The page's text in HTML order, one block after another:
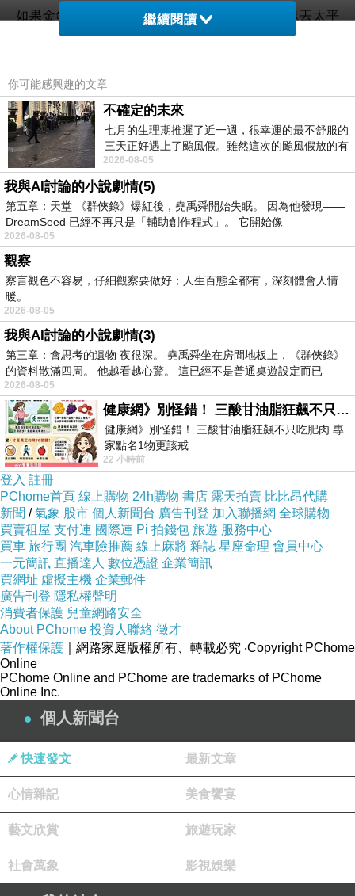
如果金銀珠寶多到需要拿來墊屁股，何不一塊塊丟太平
洋，享受傾聽金子掉進海裡的清脆聲。
我愣愣看著那叢蕨，感覺她的翠綠，好乾淨。
看我們興致高昂，大哥從口袋裡掏出兩個放大鏡，解說
時，大家睜眼閉眼，齜牙咧嘴地，湊在鏡頭前觀察葉脈、
孢子囊等構造，走進肉眼以外的微妙世界，驚呼連連。
學員裡面暗藏蕨類高手，一路用手杖指著，這株那株，考
驗大哥，只見大哥清瘦的身影飛奔，摸著蕨，翻過來轉過
去，扶著眼鏡端詳了幾秒，慢慢吐出名字，主考官拍案
「答對了！」。
大哥真不是蓋的，一路過關斬將。為了活絡氣氛，笑說
「我最近工作忙，這次來不及在活動前先上山探勘，把不
認識的植物統統拔光，如果答不出來請大家包涵啦！」
大伙全笑了，全是國家公園的志工群裡，大家當然瞭解這
樣的幽默，保護植物都來不及，誰捨得去拔株呢？
學海無涯啊！每次上山，都這麼地深深慨嘆。
記得十多年前第一次上山受訓時，大家指著邊坡上串串小
黃花，問當時的解說老師，吉村老師回頭，很乾脆：「一
枝黃花」。旁邊馬上有聲音說：「我也看得出是一枝黃
花。」老師停下腳步，轉過頭，看著我們，認真又詼諧地
說：「真 .的 . 叫『一枝黃花』啦！」
大家都笑了。
後來，路邊只要我們不認識的，通通都是「一朵白花」、
「一串紅花」、「路邊一枝草」…
這樣認識植物也沒什麼困難的啊！哇哈哈！
走著走著，突然看見大家一秒內全趴下，槍擊案嗎？快臥
倒！兩秒後抬起頭，只見每顆圓圓的頭都往同一個方向，
注視著邊坡上那片小小地衣，很安靜，像朝聖。
大哥說，小小一平方公分需要六十年的歲月！
人哪，啃完雞爪的食指輕輕往石頭上一抹，六十個年頭的
涵育就被濃濃滷味香給淹沒了，又要另外一個艱辛的六十
年，然後，好多好多的六十年，好多好多的一平方公分，
才讓石頭慢慢風化，好多好多的風化，才變成土壤。
拍拍屁股，揚起淡淡泥塵，原來這飄飛的黃土，是這樣來
的呀！六十年，人都老了，石頭卻還沒開始崩解呢！
繼續閱讀
你可能感興趣的文章
不確定的未來
七月的生理期推遲了近一週，很幸運的最不舒服的
三天正好遇上了颱風假。雖然這次的颱風假放的有
點虛，因為風雨不大，但這也是最想要的
2026-08-05
我與AI討論的小說劇情(5)
第五章：天堂 《群俠錄》爆紅後，堯禹舜開始失眠。 因為他發現——
DreamSeed 已經不再只是「輔助創作程式」。 它開始像
2026-08-05
觀察
察言觀色不容易，仔細觀察要做好；人生百態全都有，深刻體會人情
暖。
2026-08-05
我與AI討論的小說劇情(3)
第三章：會思考的遺物 夜很深。 堯禹舜坐在房間地板上，《群俠錄》
的資料散滿四周。 他越看越心驚。 這已經不是普通桌遊設定而已
2026-08-05
健康網》別怪錯！ 三酸甘油脂狂飆不只吃肥肉 專家點名1物更該戒
健康網》別怪錯！ 三酸甘油脂狂飆不只吃肥肉 專
家點名1物更該戒
https://health.ltn.com.tw/article/breakingnews/
22 小時前
登入 註冊
PChome首頁 線上購物 24h購物 書店 露天拍賣 比比昂代購
新聞 /氣象 股市 個人新聞台 廣告刊登 加入聯播網 全球購物
買賣租屋 支付連 國際連 Pi 拍錢包 旅遊 服務中心
買車 旅行團 汽車險推薦 線上麻將 雜誌 星座命理 會員中心
一元簡訊 直播達人 數位憑證 企業簡訊
買網址 虛擬主機 企業郵件
廣告刊登 隱私權聲明
消費者保護 兒童網路安全
About PChome 投資人聯絡 徵才
著作權保護 ｜網路家庭版權所有、轉載必究 ‧Copyright PChome
Online
PChome Online and PChome are trademarks of PChome
Online Inc.
個人新聞台
快速發文 最新文章
心情雜記 美食饗宴
藝文欣賞 旅遊玩家
社會萬象 影視娛樂